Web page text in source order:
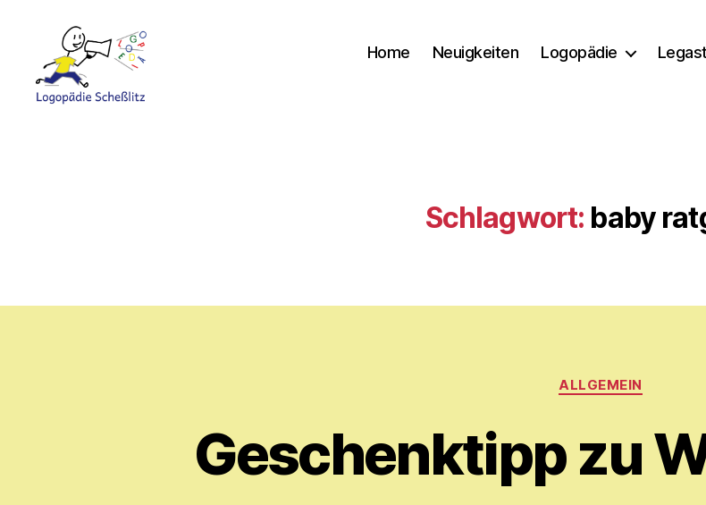
Home Neuigkeiten Logopädie
Schlagwort: baby
Kategorien
ALLGEMEIN
Geschenktipp zu
V
M
y